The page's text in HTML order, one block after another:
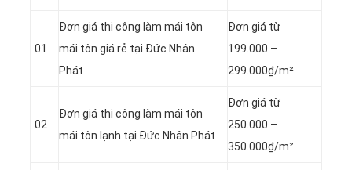
01
Đơn giá thi công làm mái tôn
mái tôn giá rẻ tại Đức Nhân
Phát
Đơn giá từ
199.000 –
299.000₫/m²
02
Đơn giá thi công làm mái tôn
mái tôn lạnh tại Đức Nhân Phát
Đơn giá từ
250.000 –
350.000₫/m²